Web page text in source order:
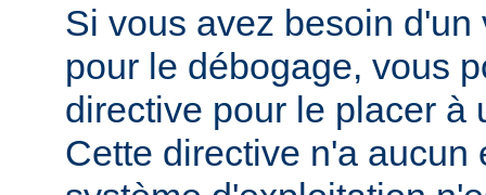
Si vous avez besoin
pour le débogage, vous
directive pour le placer à
Cette directive n'a aucun